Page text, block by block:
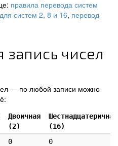
правила перевода систем
систем 2, 8 и 16, перевод
чисел
— по любой записи можно
Двоичная
(2)
Шестнадцатеричная
(16)
0
0